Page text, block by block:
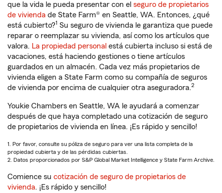
que la vida le pueda presentar con el seguro de propietarios
de vivienda de State Farm® en Seattle, WA. Entonces, ¿qué
está cubierto?1 Su seguro de vivienda le garantiza que puede
reparar o reemplazar su vivienda, así como los artículos que
valora. La propiedad personal está cubierta incluso si está de
vacaciones, está haciendo gestiones o tiene artículos
guardados en un almacén. Cada vez más propietarios de
vivienda eligen a State Farm como su compañía de seguros
de vivienda por encima de cualquier otra aseguradora.2
Youkie Chambers en Seattle, WA le ayudará a comenzar
después de que haya completado una cotización de seguro
de propietarios de vivienda en línea. ¡Es rápido y sencillo!
1. Por favor, consulte su póliza de seguro para ver una lista completa de la
propiedad cubierta y de las pérdidas cubiertas.
2. Datos proporcionados por S&P Global Market Intelligence y State Farm Archive.
Comience su cotización de seguro de propietarios de
vivienda. ¡Es rápido y sencillo!